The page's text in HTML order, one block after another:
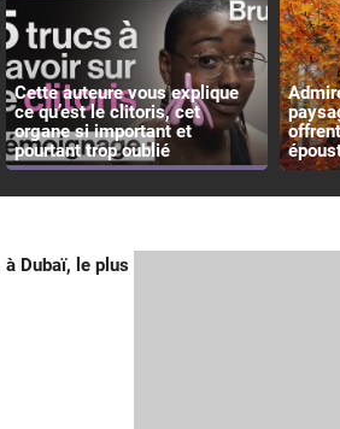
Cette auteure vous explique
ce qu’est le clitoris, cet
organe si important et
pourtant trop oublié
Dubaï, le plus